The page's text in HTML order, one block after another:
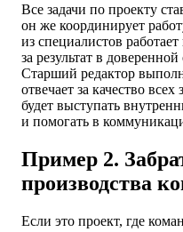
Все задачи по проекту
он же координирует
из специалистов
за результат в
Старший редактор
отвечает за качество
будет выступать
и помогать в
Пример 2.
производства
Если это проект, где